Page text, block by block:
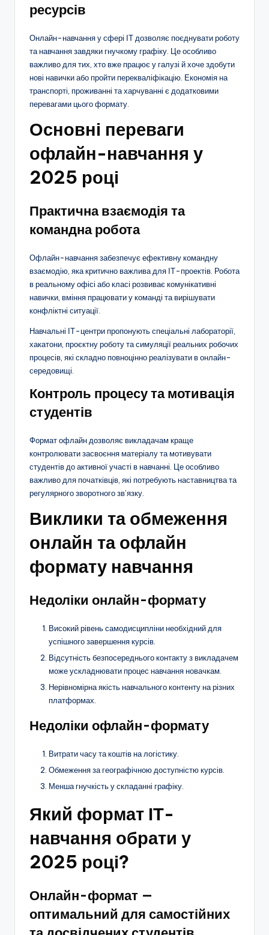
ресурсів
Онлайн-навчання у сфері ІТ дозволяє поєднувати роботу
та навчання завдяки гнучкому графіку. Це особливо
важливо для тих, хто вже працює у галузі й хоче здобути
нові навички або пройти перекваліфікацію. Економія на
транспорті, проживанні та харчуванні є додатковими
перевагами цього формату.
Основні переваги
офлайн-навчання у
2025 році
Практична взаємодія та
командна робота
Офлайн-навчання забезпечує ефективну командну
взаємодію, яка критично важлива для ІТ-проектів. Робота
в реальному офісі або класі розвиває комунікативні
навички, вміння працювати у команді та вирішувати
конфліктні ситуації.
Навчальні ІТ-центри пропонують спеціальні лабораторії,
хакатони, проєктну роботу та симуляції реальних робочих
процесів, які складно повноцінно реалізувати в онлайн-
середовищі.
Контроль процесу та мотивація
студентів
Формат офлайн дозволяє викладачам краще
контролювати засвоєння матеріалу та мотивувати
студентів до активної участі в навчанні. Це особливо
важливо для початківців, які потребують наставництва та
регулярного зворотного зв’язку.
Виклики та обмеження
онлайн та офлайн
формату навчання
Недоліки онлайн-формату
Високий рівень самодисципліни необхідний для
успішного завершення курсів.
Відсутність безпосереднього контакту з викладачем
може ускладнювати процес навчання новачкам.
Нерівномірна якість навчального контенту на різних
платформах.
Недоліки офлайн-формату
Витрати часу та коштів на логістику.
Обмеження за географічною доступністю курсів.
Менша гнучкість у складанні графіку.
Який формат ІТ-
навчання обрати у
2025 році?
Онлайн-формат —
оптимальний для самостійних